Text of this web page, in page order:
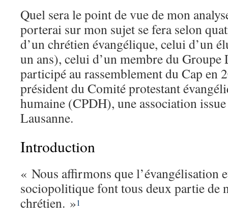
Quel sera le point de vue de mon
porterai sur mon sujet se fera selon
d’un chrétien évangélique, celui d’un
un ans), celui d’un membre du Groupe
participé au rassemblement du Cap en
président du Comité protestant
humaine (CPDH), une association
Lausanne.
Introduction
« Nous affirmons que l’évangélisation
sociopolitique font tous deux partie de
chrétien. »1